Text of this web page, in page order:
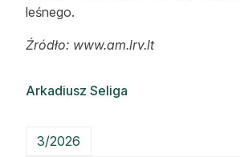
leśnego.
Źródło: www.am.lrv.lt
Arkadiusz Seliga
3/2026